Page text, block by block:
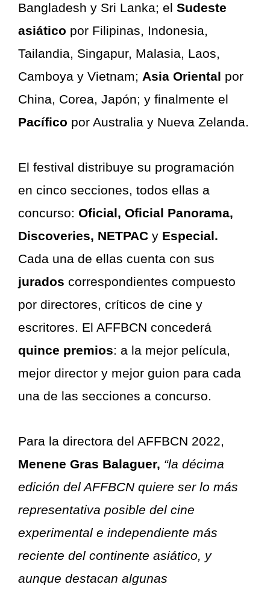
Bangladesh y Sri Lanka; el Sudeste
asiático por Filipinas, Indonesia,
Tailandia, Singapur, Malasia, Laos,
Camboya y Vietnam; Asia Oriental por
China, Corea, Japón; y finalmente el
Pacífico por Australia y Nueva Zelanda.
El festival distribuye su programación
en cinco secciones, todos ellas a
concurso: Oficial, Oficial Panorama,
Discoveries, NETPAC y Especial.
Cada una de ellas cuenta con sus
jurados correspondientes compuesto
por directores, críticos de cine y
escritores. El AFFBCN concederá
quince premios: a la mejor película,
mejor director y mejor guion para cada
una de las secciones a concurso.
Para la directora del AFFBCN 2022,
Menene Gras Balaguer, “la décima
edición del AFFBCN quiere ser lo más
representativa posible del cine
experimental e independiente más
reciente del continente asiático, y
aunque destacan algunas